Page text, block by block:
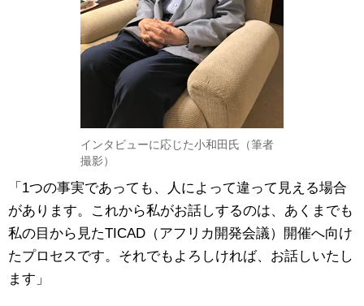
インタビューに応じた小和田氏（筆者
撮影）
「1つの事実であっても、人によって違って見える場合
があります。これから私がお話しするのは、あくまでも
私の目から見たTICAD（アフリカ開発会議）開催へ向け
たプロセスです。それでもよろしければ、お話しいたし
ます」